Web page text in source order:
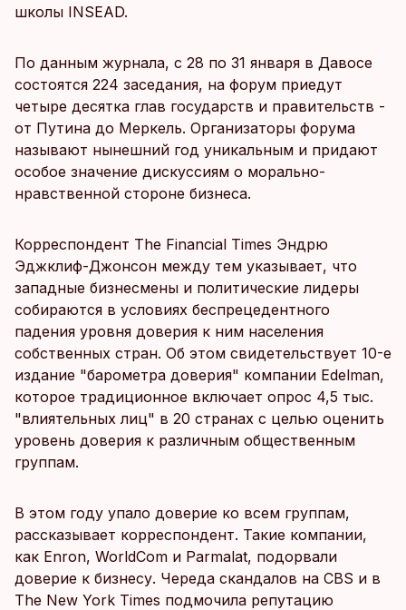
школы INSEAD.
По данным журнала, с 28 по 31 января в Давосе
состоятся 224 заседания, на форум приедут
четыре десятка глав государств и правительств -
от Путина до Меркель. Организаторы форума
называют нынешний год уникальным и придают
особое значение дискуссиям о морально-
нравственной стороне бизнеса.
Корреспондент The Financial Times Эндрю
Эджклиф-Джонсон между тем указывает, что
западные бизнесмены и политические лидеры
собираются в условиях беспрецедентного
падения уровня доверия к ним населения
собственных стран. Об этом свидетельствует 10-е
издание "барометра доверия" компании Edelman,
которое традиционное включает опрос 4,5 тыс.
"влиятельных лиц" в 20 странах с целью оценить
уровень доверия к различным общественным
группам.
В этом году упало доверие ко всем группам,
рассказывает корреспондент. Такие компании,
как Enron, WorldCom и Parmalat, подорвали
доверие к бизнесу. Череда скандалов на CBS и в
The New York Times подмочила репутацию